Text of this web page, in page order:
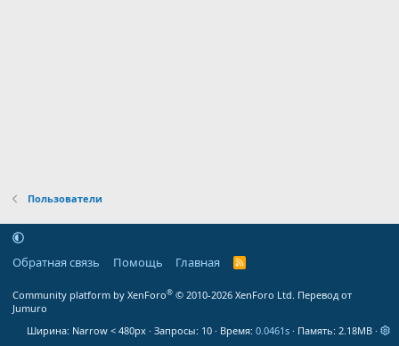
Пользователи
Обратная связь Помощь Главная
R
Community platform by XenForo® © 2010-2026 XenForo Ltd. Перевод от
Jumuro
Ширина
Запросы 10 Время 0.0461s Память 2.18MB